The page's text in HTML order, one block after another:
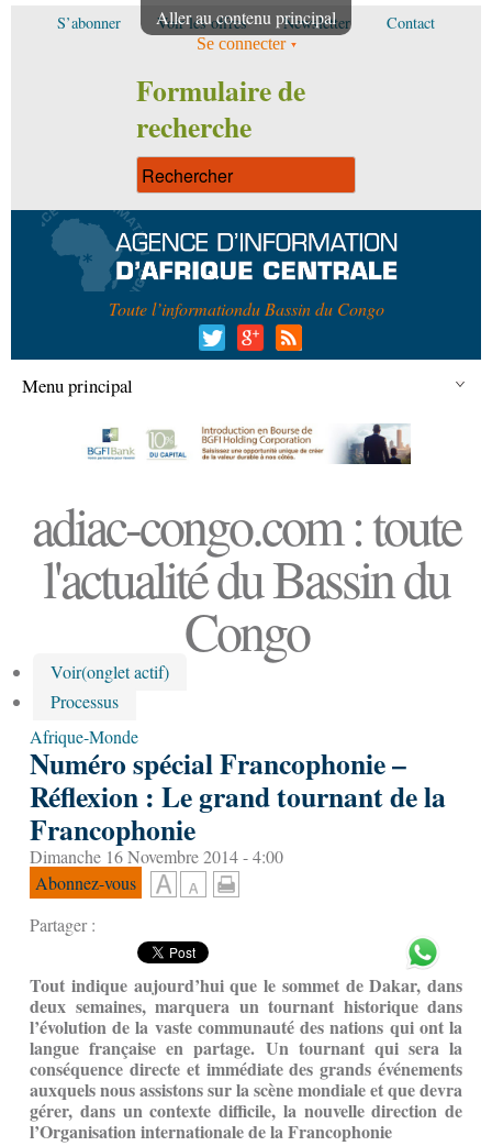
Aller au contenu principal
S’abonner Voir les offres Newsletter Contact
Se connecter
Formulaire de
recherche
Toute l’informationdu Bassin du Congo
Menu principal
adiac-congo.com : toute
l'actualité du Bassin du
Congo
Voir(onglet actif)
Processus
Afrique-Monde
Numéro spécial Francophonie –
Réflexion : Le grand tournant de la
Francophonie
Dimanche 16 Novembre 2014 - 4:00
Abonnez-vous
Partager :
Tout indique aujourd’hui que le sommet de Dakar, dans
deux semaines, marquera un tournant historique dans
l’évolution de la vaste communauté des nations qui ont la
langue française en partage. Un tournant qui sera la
conséquence directe et immédiate des grands événements
auxquels nous assistons sur la scène mondiale et que devra
gérer, dans un contexte difficile, la nouvelle direction de
l’Organisation internationale de la Francophonie